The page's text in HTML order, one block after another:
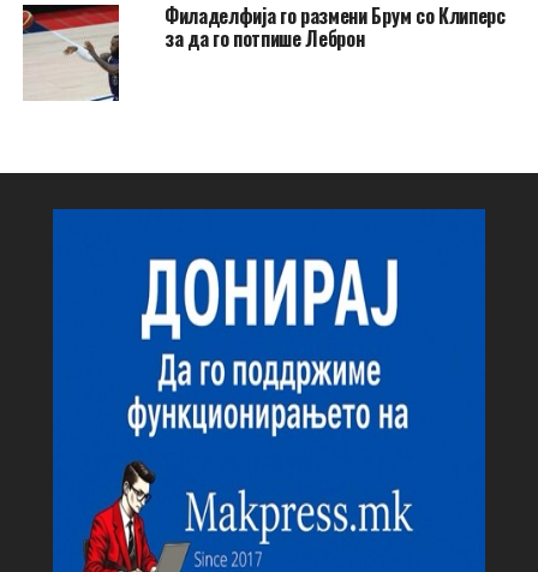
Филаделфија го размени Брум со Клиперс
за да го потпише Леброн